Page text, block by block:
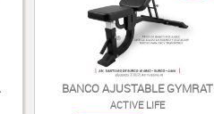
BANCO AJUSTABLE GYMRAT
ACTIVE LIFE